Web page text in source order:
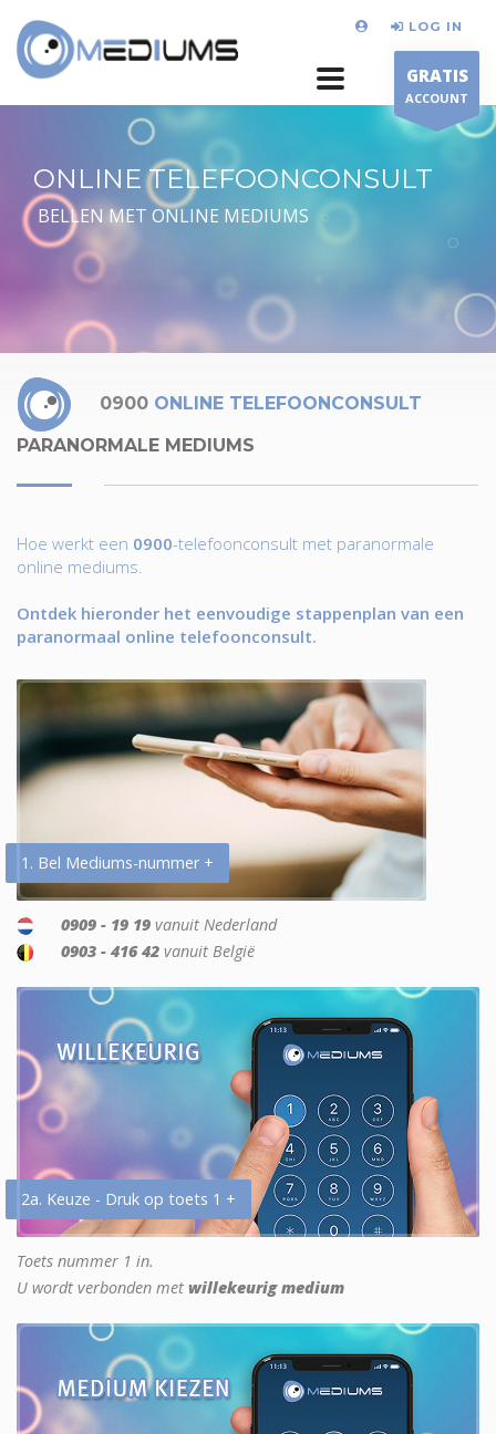
LOG IN
GRATIS
ACCOUNT
ONLINE TELEFOONCONSULT
BELLEN MET ONLINE MEDIUMS
0900 ONLINE TELEFOONCONSULT
PARANORMALE MEDIUMS
Hoe werkt een 0900-telefoonconsult met paranormale
online mediums.
Ontdek hieronder het eenvoudige stappenplan van een
paranormaal online telefoonconsult.
1. Bel Mediums-nummer +
0909 - 19 19 vanuit Nederland
0903 - 416 42 vanuit België
2a. Keuze - Druk op toets 1 +
Toets nummer 1 in.
U wordt verbonden met willekeurig medium